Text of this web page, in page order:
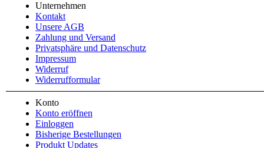
Unternehmen
Kontakt
Unsere AGB
Zahlung und Versand
Privatsphäre und Datenschutz
Impressum
Widerruf
Widerrufformular
Konto
Konto eröffnen
Einloggen
Bisherige Bestellungen
Produkt Updates